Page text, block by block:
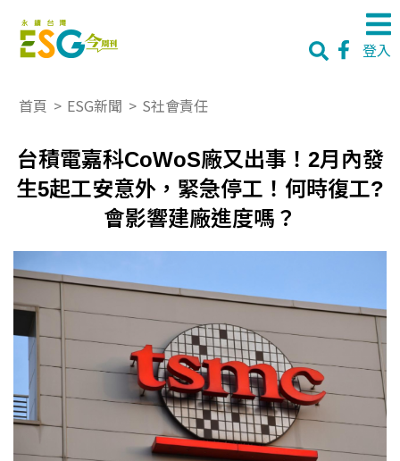
登入
首頁 > ESG新聞 > S社會責任
台積電嘉科CoWoS廠又出事！2月內發
生5起工安意外，緊急停工！何時復工?
會影響建廠進度嗎？